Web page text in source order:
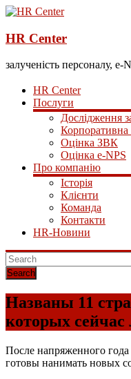
HR Center
залученість персоналу,
HR Center
Послуги
Дослідження
Корпоративна
Оцінка ЗВК
Оцінка e-NPS
Про компанію
Історія
Клієнти
Команда
Контакти
HR-Новини
Названы 11
которых сейчас
После напряженного
готовы нанимать новых